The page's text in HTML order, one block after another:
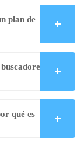
plan de
qué es